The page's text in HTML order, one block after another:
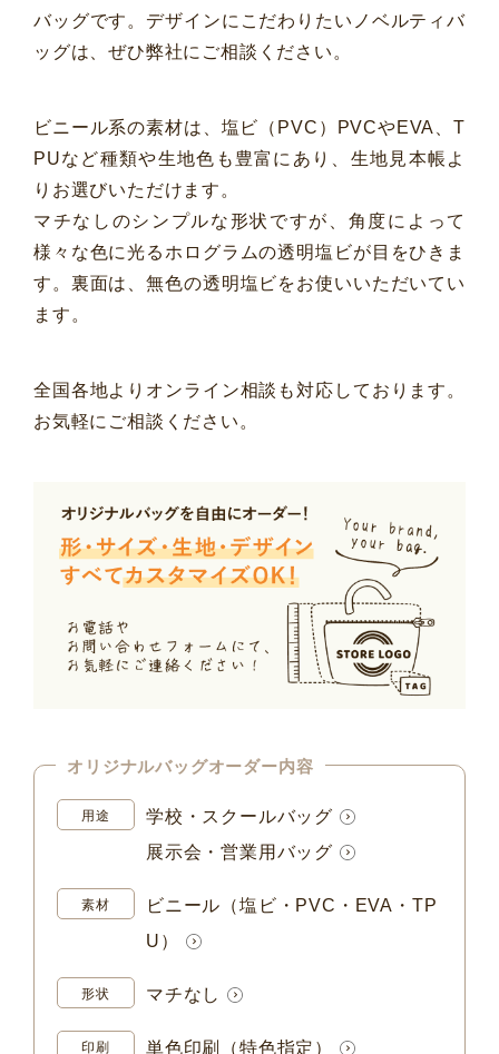
バッグです。デザインにこだわりたいノベルティバ
ッグは、ぜひ弊社にご相談ください。
ビニール系の素材は、塩ビ（PVC）PVCやEVA、T
PUなど種類や生地色も豊富にあり、生地見本帳よ
りお選びいただけます。
マチなしのシンプルな形状ですが、角度によって
様々な色に光るホログラムの透明塩ビが目をひきま
す。裏面は、無色の透明塩ビをお使いいただいてい
ます。
全国各地よりオンライン相談も対応しております。
お気軽にご相談ください。
オリジナルバッグオーダー内容
用途
学校・スクールバッグ
展示会・営業用バッグ
素材
ビニール（塩ビ・PVC・EVA・TP
U）
形状 マチなし
印刷 単色印刷（特色指定）